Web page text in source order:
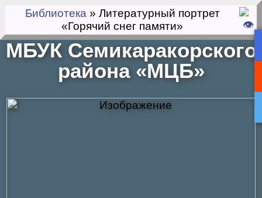
Библиотека » Литературный портрет
«Горячий снег памяти»
МБУК Семикаракорского
района «МЦБ»